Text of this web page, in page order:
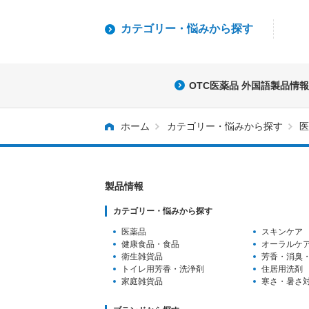
カテゴリー・悩みから探す
OTC医薬品 外国語製品情報
ホーム カテゴリー・悩みから探す
製品情報
カテゴリー・悩みから探す
医薬品
スキンケア
健康食品・食品
オーラルケ
衛生雑貨品
芳香・消臭
トイレ用芳香 ・洗浄剤
住居用洗剤
家庭雑貨品
寒さ・暑さ